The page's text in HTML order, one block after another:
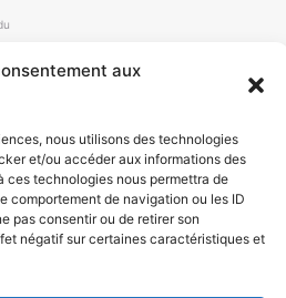
aux
nous utilisons des technologies
et/ou accéder aux informations des
ces technologies nous permettra de
comportement de navigation ou les ID
pas consentir ou de retirer son
négatif sur certaines caractéristiques et